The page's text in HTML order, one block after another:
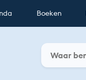
Boeken